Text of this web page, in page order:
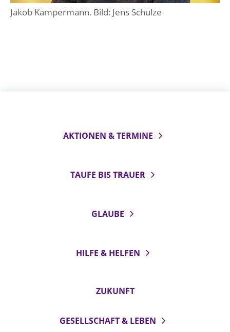
Jakob Kampermann. Bild: Jens Schulze
AKTIONEN & TERMINE
TAUFE BIS TRAUER
GLAUBE
HILFE & HELFEN
ZUKUNFT
GESELLSCHAFT & LEBEN